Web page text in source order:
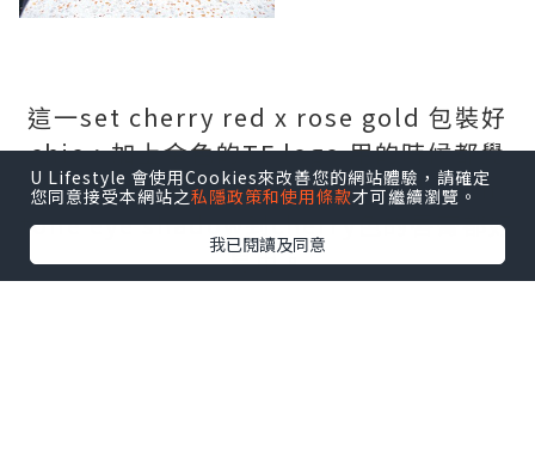
這一set cherry red x rose gold 包裝好
chic，加上金色的TF logo 用的時候都覺
得好fashionable! 由cushion到earth
tone eye shadow到cherry色的唇膏都好
易用。
U Lifestyle 會使用Cookies來改善您的網站體驗，請確定
您同意接受本網站之私隱政策和使用條款才可繼續瀏覽。
我已閱讀及同意